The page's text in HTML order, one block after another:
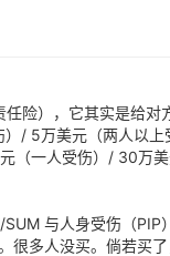
险），它其实是给对
/ 5万美元（两人以
（一人受伤）/ 30万
与人身受伤（
很多人没买。倘若买